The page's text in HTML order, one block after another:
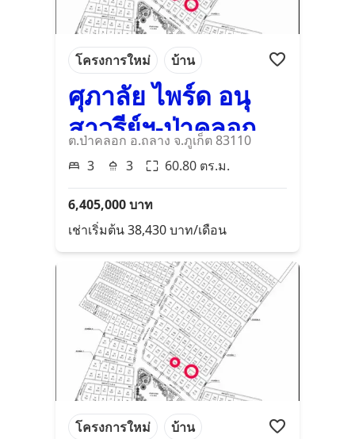
โครงการใหม่ บ้าน
ศุภาลัย ไพร์ด อนุ
สาวรีย์ฯ-ป่าคลอก
ต.ป่าคลอก อ.ถลาง จ.ภูเก็ต 83110
3
3 60.80 ตร.ม.
6,405,000บาท
เช่าเริ่มต้น38,430บาท/เดือน
โครงการใหม่ บ้าน